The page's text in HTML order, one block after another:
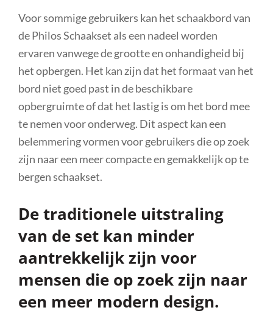
Voor sommige gebruikers kan het schaakbord van
de Philos Schaakset als een nadeel worden
ervaren vanwege de grootte en onhandigheid bij
het opbergen. Het kan zijn dat het formaat van het
bord niet goed past in de beschikbare
opbergruimte of dat het lastig is om het bord mee
te nemen voor onderweg. Dit aspect kan een
belemmering vormen voor gebruikers die op zoek
zijn naar een meer compacte en gemakkelijk op te
bergen schaakset.
De traditionele uitstraling
van de set kan minder
aantrekkelijk zijn voor
mensen die op zoek zijn naar
een meer modern design.